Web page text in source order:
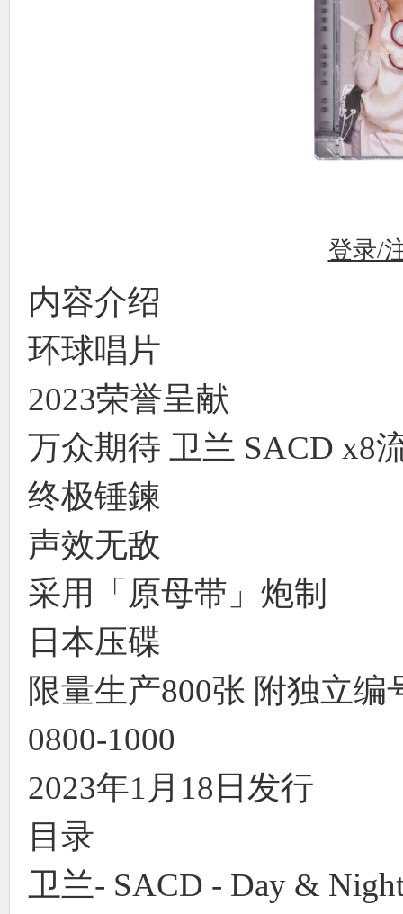
登录/
内容介绍
环球唱片
2023荣誉呈献
万众期待 卫兰 SACD x8
终极锤鍊
声效无敌
采用「原母带」炮制
日本压碟
限量生产800张 附独立编
0800-1000
2023年1月18日发行
目录
卫兰- SACD - Day &